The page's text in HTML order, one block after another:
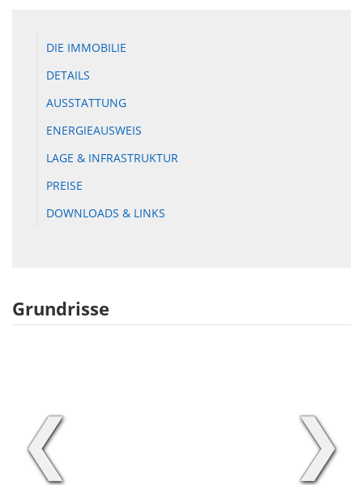
DIE IMMOBILIE
DETAILS
AUSSTATTUNG
ENERGIEAUSWEIS
LAGE & INFRASTRUKTUR
PREISE
DOWNLOADS & LINKS
Grundrisse
❮ ❯